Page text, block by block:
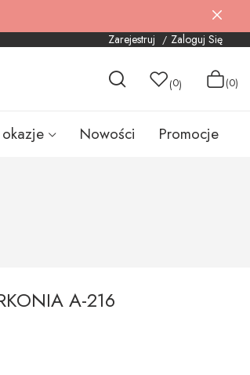
Zarejestruj Zaloguj Się
(0) (0)
Nowości Promocje
A-216